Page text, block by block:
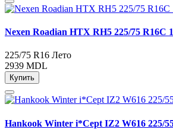
Nexen Roadian HTX RH5 225/75 R16C
225/75 R16 Лето
2939 MDL
Купить
Hankook Winter i*Cept IZ2 W616 225/